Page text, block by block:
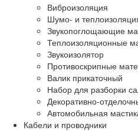
Виброизоляция
Шумо- и
Звукопоглощающие
Теплоизоляционные
Звукоизолятор
Противоскрипные
Валик прикаточный
Набор для разборки
Декоративно-
Автомобильная
Кабели и проводники